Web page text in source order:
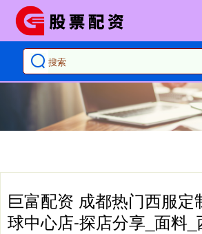
巨富配资 成都热门西服定
球中心店-探店分享_面料_